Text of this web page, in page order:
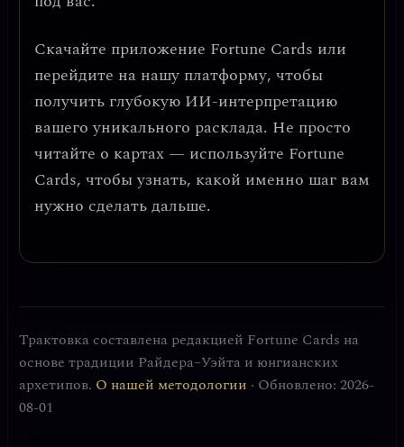
Скачайте приложение Fortune Cards или
перейдите на нашу платформу, чтобы
получить глубокую ИИ-интерпретацию
вашего уникального расклада. Не просто
читайте о картах — используйте Fortune
Cards, чтобы узнать, какой именно шаг вам
нужно сделать дальше.
Трактовка составлена редакцией Fortune Cards на
основе традиции Райдера–Уэйта и юнгианских
архетипов. О нашей методологии · Обновлено: 2026-
08-01